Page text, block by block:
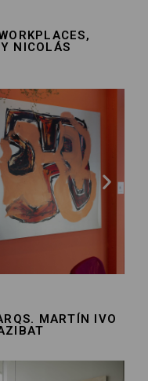
NICOLÁS
MARTÍN IVO